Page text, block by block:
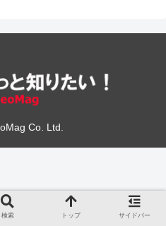
Co. Ltd.
検索 トップ サイドバー